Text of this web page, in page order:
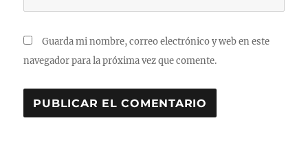
Guarda mi nombre, correo electrónico y web en este
navegador para la próxima vez que comente.